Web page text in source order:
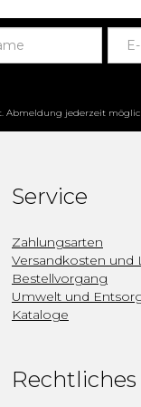
Abmeldung jederzeit
Service
Zahlungsarten
Versandkosten und
Bestellvorgang
Umwelt und
Kataloge
Rechtliches